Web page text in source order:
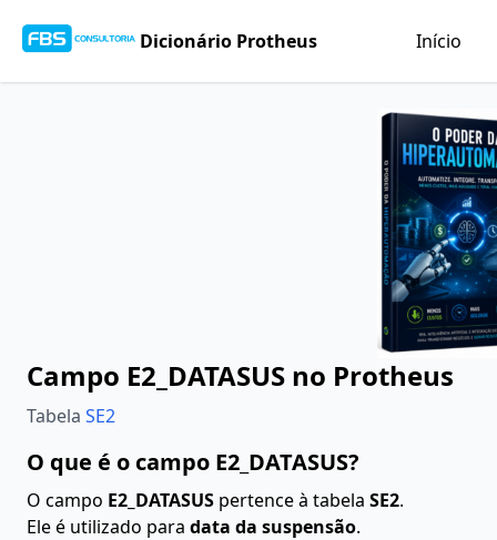
Dicionário Protheus Início
Campo E2_DATASUS no Protheus
Tabela SE2
O que é o campo E2_DATASUS?
O campo E2_DATASUS pertence à tabela SE2.
Ele é utilizado para data da suspensão.